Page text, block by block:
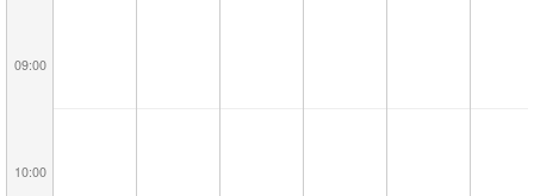
09:00
10:00